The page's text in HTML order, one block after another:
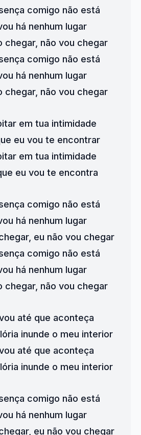
comigo não está
há nenhum lugar
chegar, não vou chegar
comigo não está
há nenhum lugar
chegar, não vou chegar
em tua intimidade
eu vou te encontrar
em tua intimidade
eu vou te encontra
comigo não está
há nenhum lugar
eu não vou chegar
comigo não está
há nenhum lugar
chegar, não vou chegar
até que aconteça
inunde o meu interior
até que aconteça
inunde o meu interior
comigo não está
há nenhum lugar
eu não vou chegar